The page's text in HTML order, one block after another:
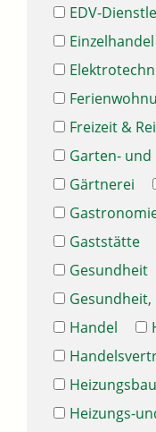
EDV-
Einzelhandel
Freizeit &
Garten- und
Gärtnerei
Gaststätte
Gesundheit
Gesundheit,
Handel
Heizungsbau
Heizungs-